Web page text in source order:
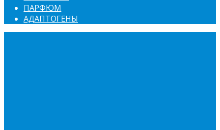
ПАРФЮМ
АДАПТОГЕНЫ